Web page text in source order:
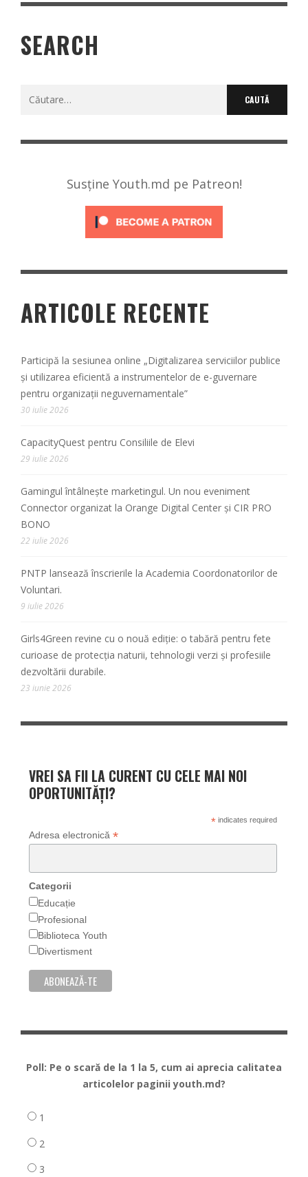
SEARCH
Susține Youth.md pe Patreon!
ARTICOLE RECENTE
Participă la sesiunea online „Digitalizarea serviciilor publice
și utilizarea eficientă a instrumentelor de e-guvernare
pentru organizații neguvernamentale”
30 iulie 2026
CapacityQuest pentru Consiliile de Elevi
29 iulie 2026
Gamingul întâlnește marketingul. Un nou eveniment
Connector organizat la Orange Digital Center și CIR PRO
BONO
22 iulie 2026
PNTP lansează înscrierile la Academia Coordonatorilor de
Voluntari.
9 iulie 2026
Girls4Green revine cu o nouă ediție: o tabără pentru fete
curioase de protecția naturii, tehnologii verzi și profesiile
dezvoltării durabile.
23 iunie 2026
VREI SA FII LA CURENT CU CELE MAI NOI
OPORTUNITĂȚI?
*indicates required
Adresa electronică *
Categorii
Educație
Profesional
Biblioteca Youth
Divertisment
Poll: Pe o scară de la 1 la 5, cum ai aprecia calitatea
articolelor paginii youth.md?
1
2
3